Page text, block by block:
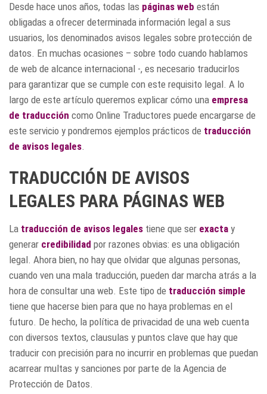
Desde hace unos años, todas las páginas web están
obligadas a ofrecer determinada información legal a sus
usuarios, los denominados avisos legales sobre protección de
datos. En muchas ocasiones – sobre todo cuando hablamos
de web de alcance internacional -, es necesario traducirlos
para garantizar que se cumple con este requisito legal. A lo
largo de este artículo queremos explicar cómo una empresa
de traducción como Online Traductores puede encargarse de
este servicio y pondremos ejemplos prácticos de traducción
de avisos legales.
TRADUCCIÓN DE AVISOS
LEGALES PARA PÁGINAS WEB
La traducción de avisos legales tiene que ser exacta y
generar credibilidad por razones obvias: es una obligación
legal. Ahora bien, no hay que olvidar que algunas personas,
cuando ven una mala traducción, pueden dar marcha atrás a la
hora de consultar una web. Este tipo de traducción simple
tiene que hacerse bien para que no haya problemas en el
futuro. De hecho, la política de privacidad de una web cuenta
con diversos textos, clausulas y puntos clave que hay que
traducir con precisión para no incurrir en problemas que puedan
acarrear multas y sanciones por parte de la Agencia de
Protección de Datos.